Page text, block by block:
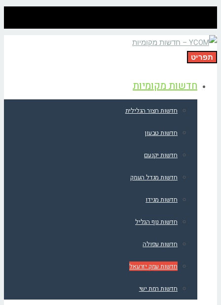
תפריט
חדשות מקומיות
חדשות חצור הגלילית
חדשות טבעון
חדשות יקנעם
חדשות מגדל העמק
חדשות מגידו
חדשות נוף הגליל
חדשות עפולה
חדשות עמק יזרעאל
חדשות רמת ישי